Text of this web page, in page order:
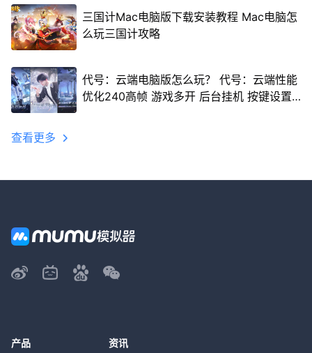
三国计Mac电脑版下载安装教程 Mac电脑怎
么玩三国计攻略
代号：云端电脑版怎么玩？ 代号：云端性能
优化240高帧 游戏多开 后台挂机 按键设置
查看更多
产品 资讯